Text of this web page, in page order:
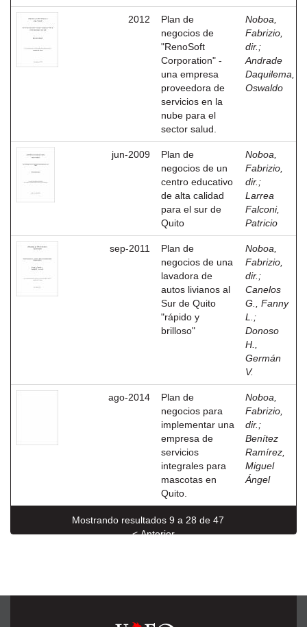
2012
Plan de
negocios de
"RenoSoft
Corporation" -
una empresa
proveedora de
servicios en la
nube para el
sector salud.
Noboa,
Fabrizio,
dir. ;
Andrade
Daquilema,
Oswaldo
jun-2009
Plan de
negocios de un
centro educativo
de alta calidad
para el sur de
Quito
Noboa,
Fabrizio,
dir. ;
Larrea
Falconi,
Patricio
sep-2011
Plan de
negocios de una
lavadora de
autos livianos al
Sur de Quito
"rápido y
brilloso"
Noboa,
Fabrizio,
dir. ;
Canelos
G., Fanny
L.
;
Donoso
H.,
Germán
V.
ago-2014
Plan de
negocios para
implementar una
empresa de
servicios
integrales para
mascotas en
Quito.
Noboa,
Fabrizio,
dir. ;
Benítez
Ramírez,
Miguel
Ángel
Mostrando resultados 9 a 28 de 47
< Anterior